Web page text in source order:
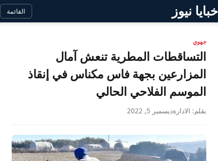
خبايا نيوز القائمة
جهوي
التساقطات المطرية تنعش آمال
المزارعين بجهة فاس مكناس في إنقاذ
الموسم الفلاحي الحالي
بقلم: الادارةديسمبر 5, 2022